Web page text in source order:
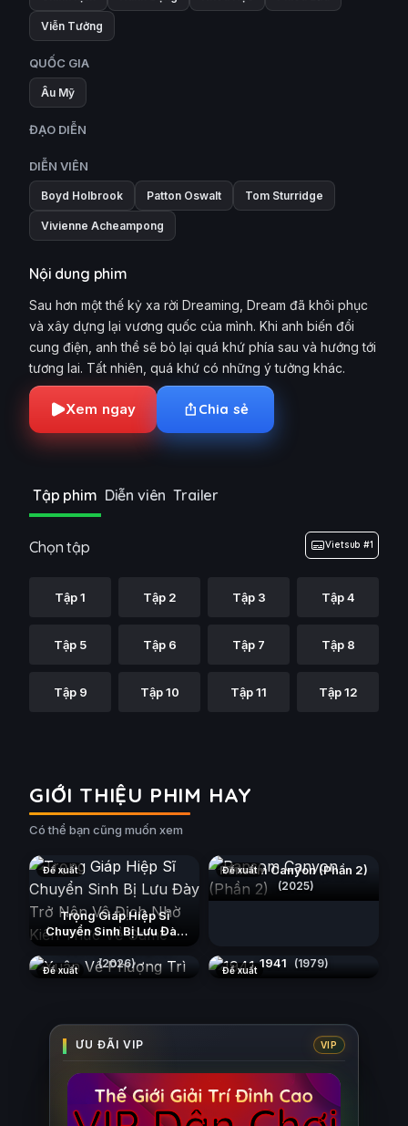
Viễn Tưởng
QUỐC GIA
Âu Mỹ
ĐẠO DIỄN
DIỄN VIÊN
Boyd Holbrook Patton Oswalt Tom Sturridge
Vivienne Acheampong
Nội dung phim
Sau hơn một thế kỷ xa rời Dreaming, Dream đã khôi phục
và xây dựng lại vương quốc của mình. Khi anh biến đổi
cung điện, anh thề sẽ bỏ lại quá khứ phía sau và hướng tới
tương lai. Tất nhiên, quá khứ có những ý tưởng khác.
Xem ngay Chia sẻ
Tập phim Diễn viên Trailer
Chọn tập Vietsub #1
Tập 1 Tập 2 Tập 3 Tập 4
Tập 5 Tập 6 Tập 7 Tập 8
Tập 9 Tập 10 Tập 11 Tập 12
GIỚI THIỆU PHIM HAY
Có thể bạn cũng muốn xem
Đề xuất
Trọng Giáp Hiệp Sĩ
Chuyển Sinh Bị Lưu Đày
Thức Về Game (2026)
Đề xuất
Ransom Canyon (Phần 2)
(2025)
Đề xuất (2026) Đề xuất 1941 (1979)